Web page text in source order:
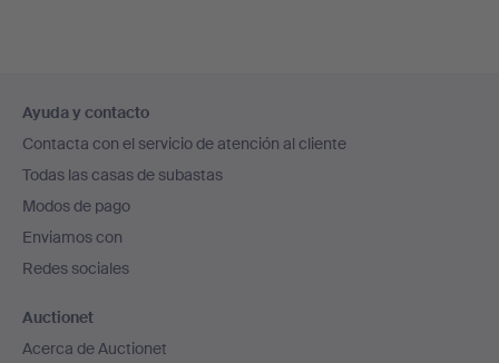
en
el
pie
de
página
Ayuda y contacto
Contacta con el servicio de atención al cliente
Todas las casas de subastas
Modos de pago
Enviamos con
Redes sociales
Auctionet
Acerca de Auctionet